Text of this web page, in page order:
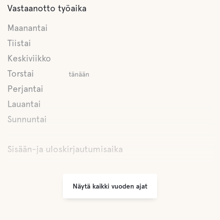
Keittiö
Ruokasali
Lounge/TV-huone
Makea vesi
Vastaanotto työaika
Maanantai
Tiistai
Keskiviikko
Torstai
tänään
Perjantai
Lauantai
Sunnuntai
Sisään-ja uloskirjautumisaika
Näytä kaikki vuoden ajat